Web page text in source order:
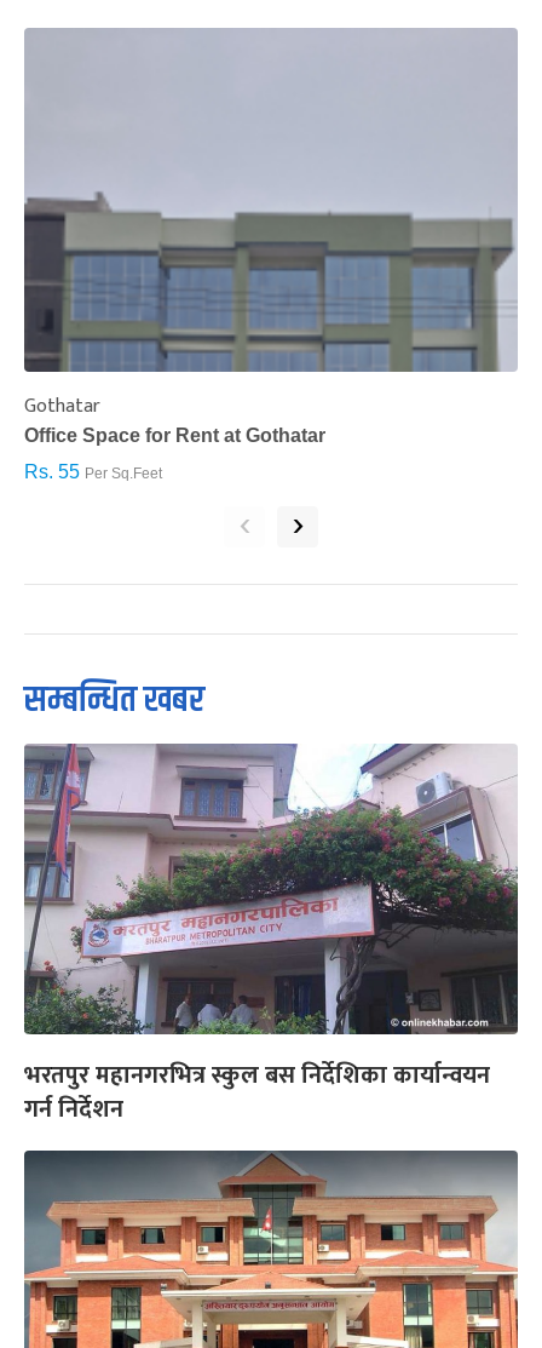
Gothatar
Office Space for Rent at Gothatar
Rs. 55 Per Sq.Feet
‹ ›
सम्बन्धित खबर
भरतपुर महानगरभित्र स्कुल बस निर्देशिका कार्यान्वयन
गर्न निर्देशन